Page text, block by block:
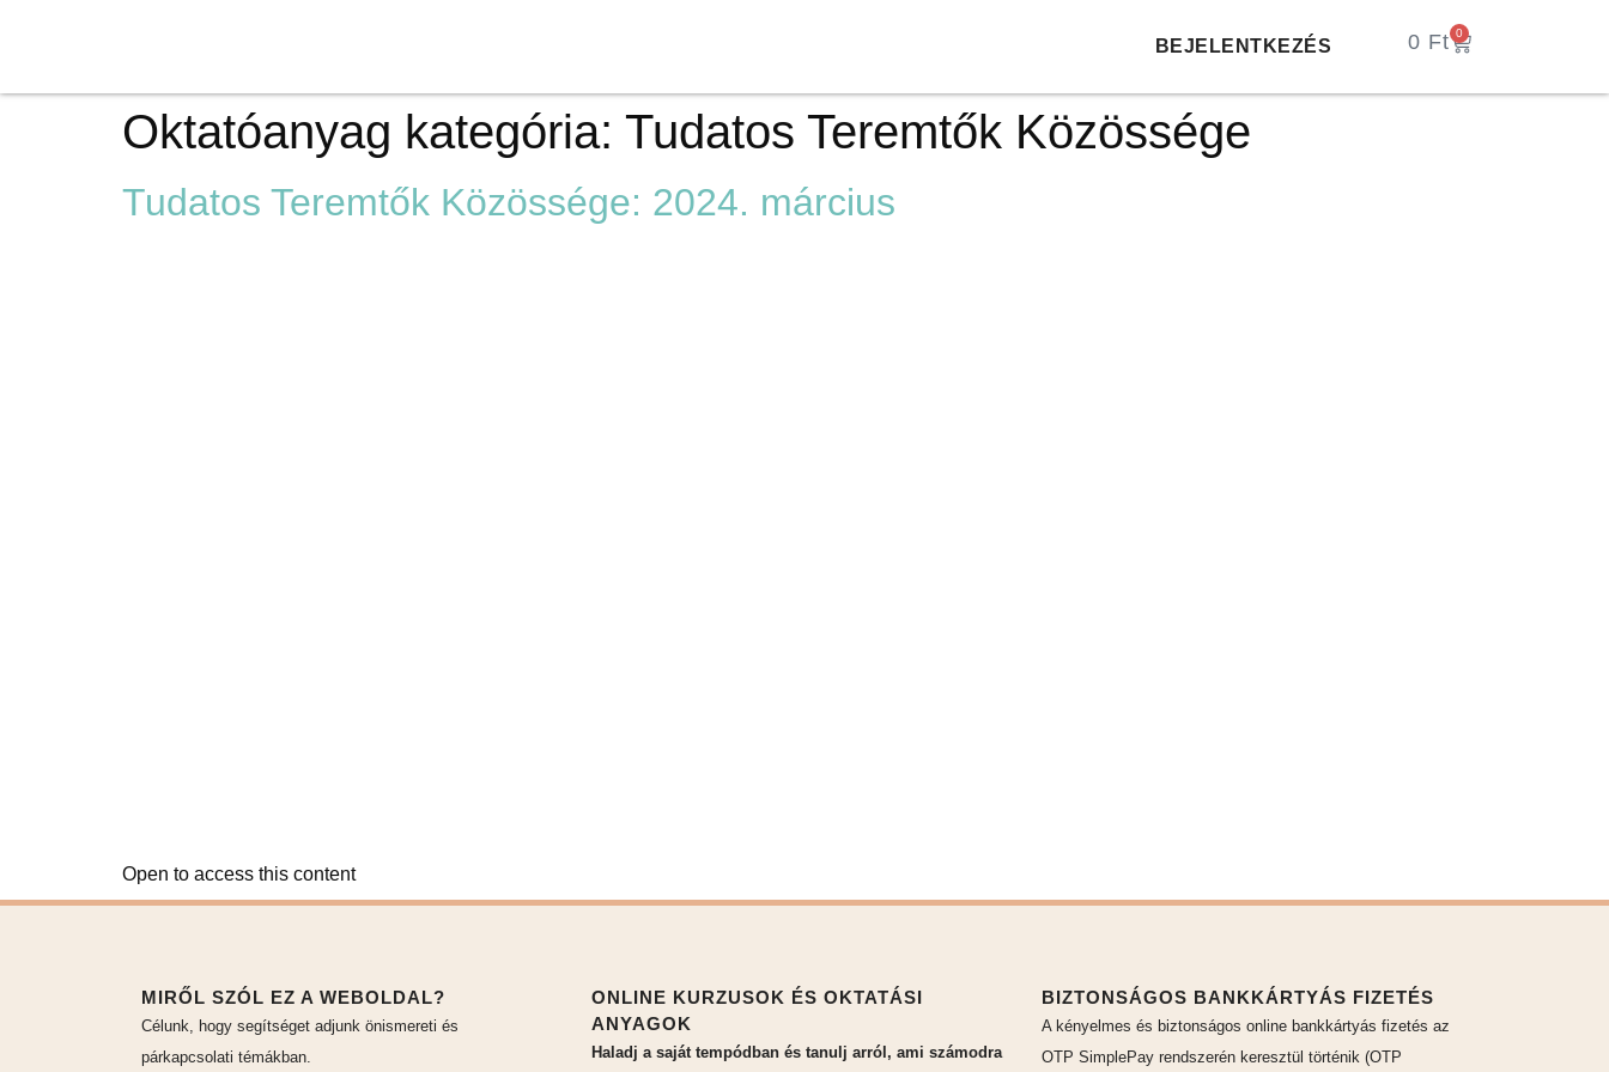
BEJELENTKEZÉS 0 Ft 0
Oktatóanyag kategória: Tudatos Teremtők Közössége
Tudatos Teremtők Közössége: 2024. március
Open to access this content
MIRŐL SZÓL EZ A WEBOLDAL?
Célunk, hogy segítséget adjunk önismereti és
párkapcsolati témákban.
ONLINE KURZUSOK ÉS OKTATÁSI
ANYAGOK
Haladj a saját tempódban és tanulj arról, ami számodra
BIZTONSÁGOS BANKKÁRTYÁS FIZETÉS
A kényelmes és biztonságos online bankkártyás fizetés az
OTP SimplePay rendszerén keresztül történik (OTP